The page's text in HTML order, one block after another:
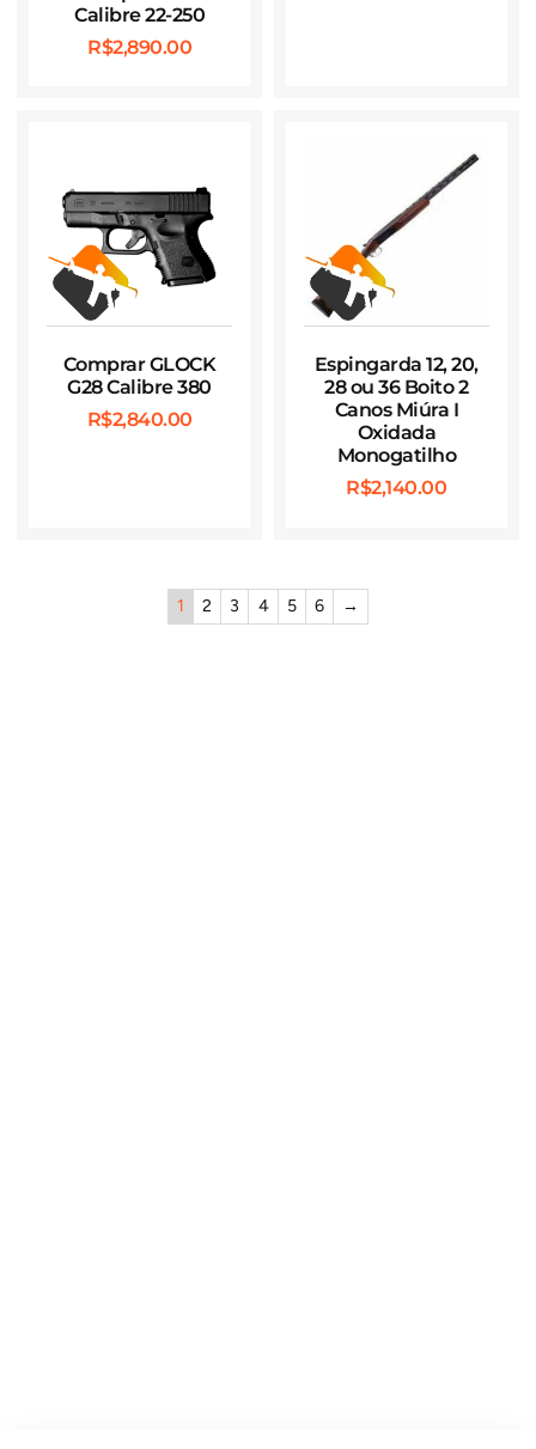
Calibre 22-250
R$2,890.00
Comprar GLOCK
G28 Calibre 380
R$2,840.00
Espingarda 12, 20,
28 ou 36 Boito 2
Canos Miúra I
Oxidada
Monogatilho
R$2,140.00
1 2 3 4 5 6 →